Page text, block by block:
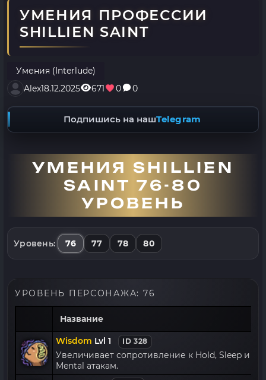
УМЕНИЯ ПРОФЕССИИ
SHILLIEN SAINT
Умения (Interlude)
Alex18.12.2025 671 0 0
Подпишись на нашTelegram
УМЕНИЯ SHILLIEN
SAINT 76-80
УРОВЕНЬ
76 77 78 80
УРОВЕНЬ ПЕРСОНАЖА: 76
Название
Wisdom Lvl 1 ID 328
Увеличивает сопротивление к Hold, Sleep и
Mental атакам.